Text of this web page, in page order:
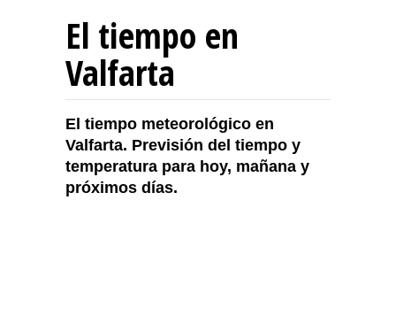
El tiempo en
Valfarta
El tiempo meteorológico en
Valfarta. Previsión del tiempo y
temperatura para hoy, mañana y
próximos días.